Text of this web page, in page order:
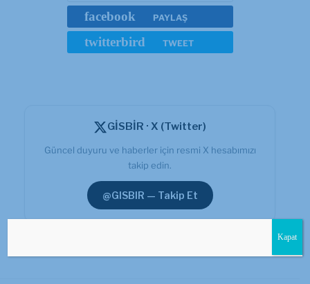
facebook PAYLAŞ
twitterbird TWEET
GİSBİR · X (Twitter)
Güncel duyuru ve haberler için resmi X hesabımızı
takip edin.
@GISBIR — Takip Et
Kapat